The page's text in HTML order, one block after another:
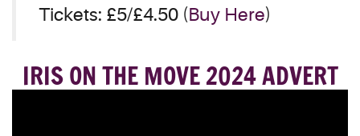
Tickets: £5/£4.50 (Buy Here)
IRIS ON THE MOVE 2024 ADVERT